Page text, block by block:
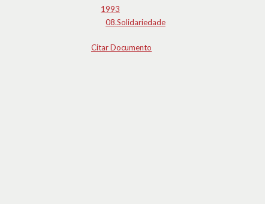
1993
08.Solidariedade
Citar Documento